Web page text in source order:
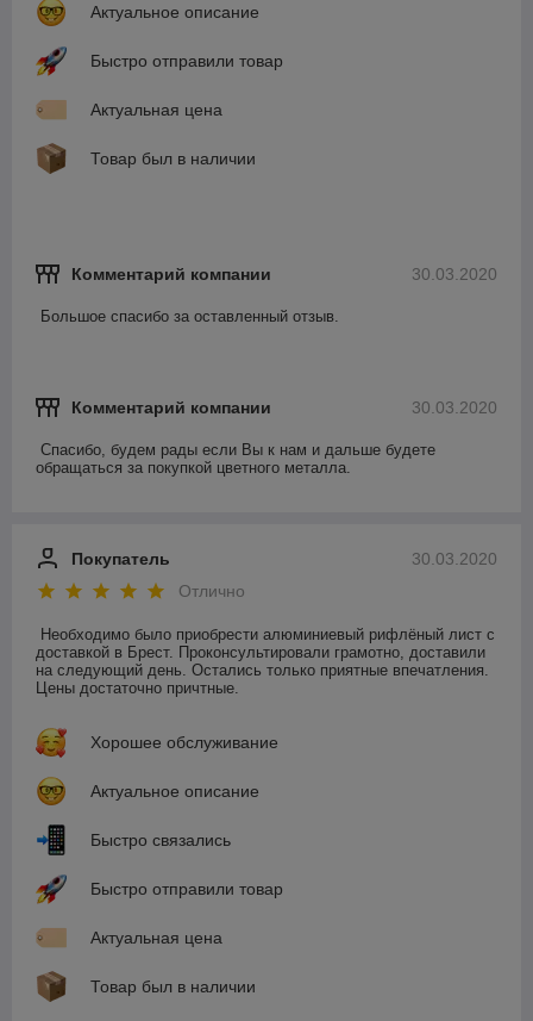
Актуальное описание
Быстро отправили товар
Актуальная цена
Товар был в наличии
30.03.2020
Комментарий компании
Большое спасибо за оставленный отзыв.
30.03.2020
Комментарий компании
Спасибо, будем рады если Вы к нам и дальше будете
обращаться за покупкой цветного металла.
30.03.2020
Покупатель
Отлично
Необходимо было приобрести алюминиевый рифлёный лист с
доставкой в Брест. Проконсультировали грамотно, доставили
на следующий день. Остались только приятные впечатления.
Цены достаточно причтные.
Хорошее обслуживание
Актуальное описание
Быстро связались
Быстро отправили товар
Актуальная цена
Товар был в наличии